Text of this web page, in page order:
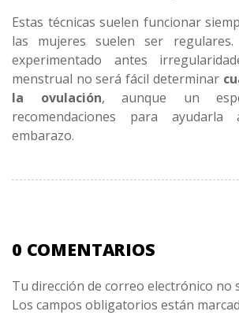
Estas técnicas suelen funcionar
las mujeres suelen ser
experimentado antes
menstrual no será fácil determinar
la ovulación, aunque un
recomendaciones para
embarazo.
0 COMENTARIOS
Tu dirección de correo electrónico no
Los campos obligatorios están